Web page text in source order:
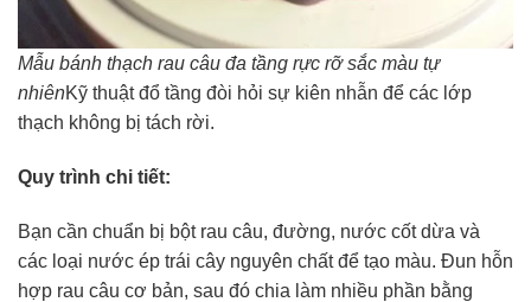
Mẫu bánh thạch rau câu đa tầng rực rỡ sắc màu tự
nhiênKỹ thuật đổ tầng đòi hỏi sự kiên nhẫn để các lớp
thạch không bị tách rời.
Quy trình chi tiết:
Bạn cần chuẩn bị bột rau câu, đường, nước cốt dừa và
các loại nước ép trái cây nguyên chất để tạo màu. Đun hỗn
hợp rau câu cơ bản, sau đó chia làm nhiều phần bằng